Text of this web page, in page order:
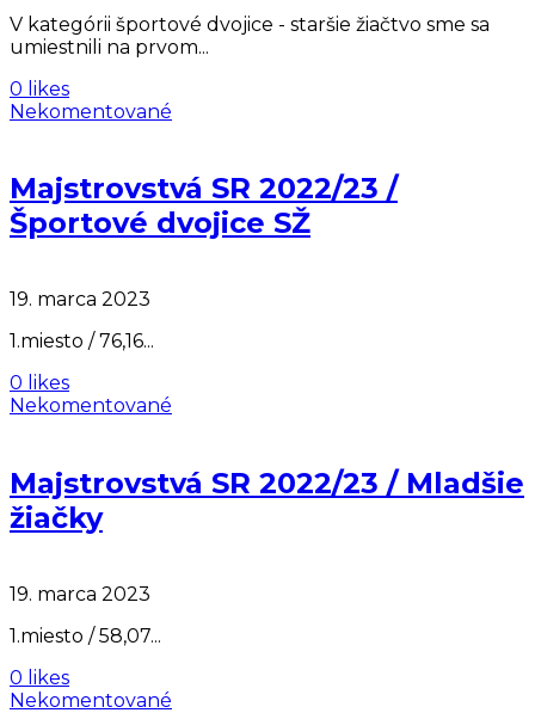
V kategórii športové dvojice - staršie žiačtvo sme sa
umiestnili na prvom...
0 likes
Nekomentované
Majstrovstvá SR 2022/23 /
Športové dvojice SŽ
19. marca 2023
1.miesto / 76,16...
0 likes
Nekomentované
Majstrovstvá SR 2022/23 / Mladšie
žiačky
19. marca 2023
1.miesto / 58,07...
0 likes
Nekomentované